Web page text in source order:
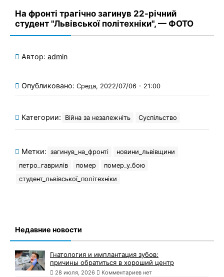
На фронті трагічно загинув 22-річний
студент "Львівської політехніки", — ФОТО
Автор: admin
Опубликовано: Среда, 2022/07/06 - 21:00
Категории: Війна за незалежніть Суспільство
Метки: загинув_на_фронті
новини_львівщини
петро_гаврилів
помер
помер_у_бою
студент_львівської_політехніки
Недавние новости
Гнатология и имплантация зубов:
причины обратиться в хороший центр
28 июля, 2026 Комментариев нет